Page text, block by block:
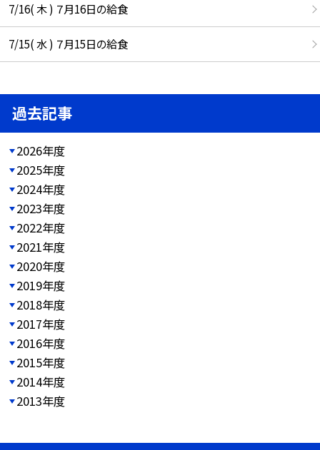
7/16( 木 ) ７月16日の給食
7/15( 水 ) ７月15日の給食
過去記事
2026年度
2025年度
2024年度
2023年度
2022年度
2021年度
2020年度
2019年度
2018年度
2017年度
2016年度
2015年度
2014年度
2013年度